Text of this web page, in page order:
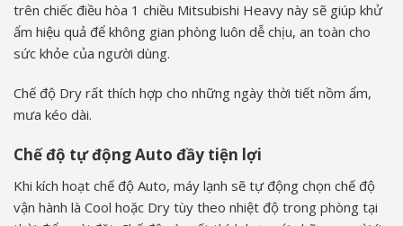
trên chiếc điều hòa 1 chiều Mitsubishi Heavy này sẽ giúp khử
ẩm hiệu quả để không gian phòng luôn dễ chịu, an toàn cho
sức khỏe của người dùng.
Chế độ Dry rất thích hợp cho những ngày thời tiết nồm ẩm,
mưa kéo dài.
Chế độ tự động Auto đầy tiện lợi
Khi kích hoạt chế độ Auto, máy lạnh sẽ tự động chọn chế độ
vận hành là Cool hoặc Dry tùy theo nhiệt độ trong phòng tại